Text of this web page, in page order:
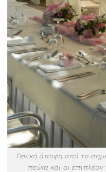
Γενική άποψη από το
πεύκα και οι